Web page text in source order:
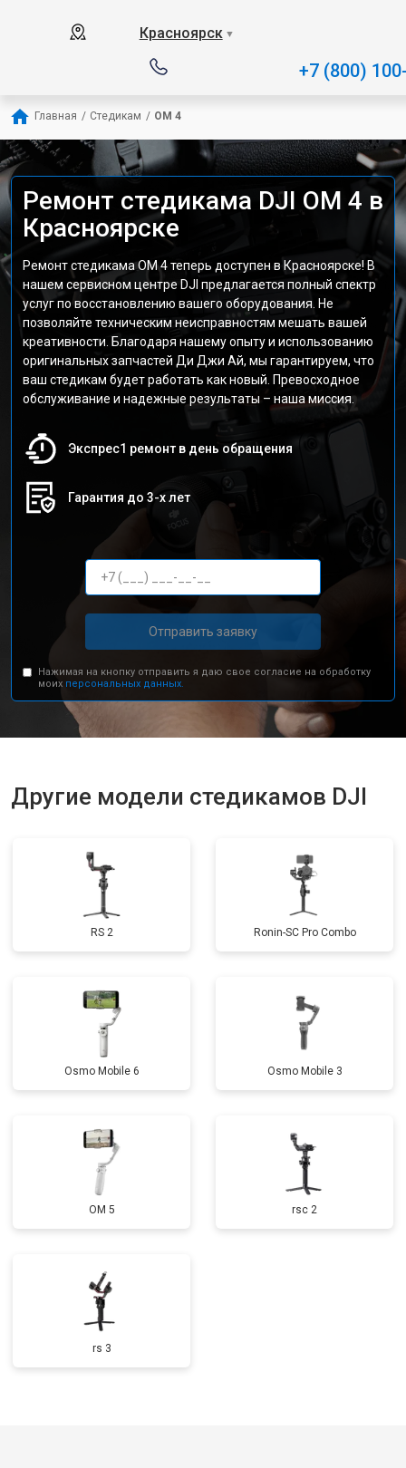
Красноярск ▼
+7 (800)
Главная / Стедикам / OM 4
Ремонт стедикама DJI OM 4 в
Красноярске
Ремонт стедикама OM 4 теперь доступен в Красноярске! В
нашем сервисном центре DJI предлагается полный спектр
услуг по восстановлению вашего оборудования. Не
позволяйте техническим неисправностям мешать вашей
креативности. Благодаря нашему опыту и использованию
оригинальных запчастей Ди Джи Ай, мы гарантируем, что
ваш стедикам будет работать как новый. Превосходное
обслуживание и надежные результаты – наша миссия.
Экспрес1 ремонт в день обращения
Гарантия до 3-х лет
Отправить заявку
Нажимая на кнопку отправить я даю свое согласие на обработку
моих персональных данных.
Другие модели стедикамов DJI
RS 2 Ronin-SC Pro Combo
Osmo Mobile 6 Osmo Mobile 3
OM 5 rsc 2
rs 3